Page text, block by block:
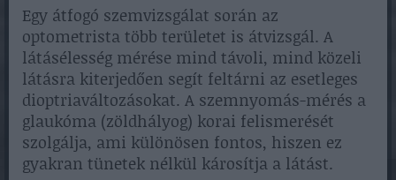
Egy átfogó szemvizsgálat során az
optometrista több területet is átvizsgál. A
látásélesség mérése mind távoli, mind közeli
látásra kiterjedően segít feltárni az esetleges
dioptriaváltozásokat. A szemnyomás-mérés a
glaukóma (zöldhályog) korai felismerését
szolgálja, ami különösen fontos, hiszen ez
gyakran tünetek nélkül károsítja a látást.